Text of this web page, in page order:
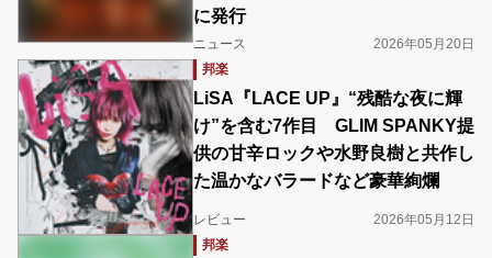
に発行
ニュース
2026年05月20日
邦楽
LiSA『LACE UP』“残酷な夜に輝
け”を含む7作目 GLIM SPANKY提
供の甘辛ロックや水野良樹と共作し
た温かなバラードなど豪華絢爛
レビュー
2026年05月12日
邦楽